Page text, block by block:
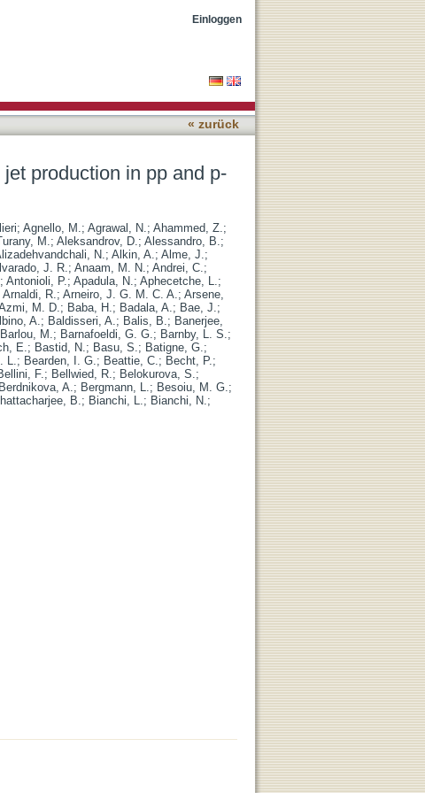
Einloggen
« zurück
production in pp and p-
; Agnello, M.; Agrawal, N.; Ahammed, Z.;
M.; Aleksandrov, D.; Alessandro, B.;
N.; Alkin, A.; Alme, J.;
J. R.; Anaam, M. N.; Andrei, C.;
; Antonioli, P.; Apadula, N.; Aphecetche, L.;
Arnaldi, R.; Arneiro, J. G. M. C. A.; Arsene,
M. D.; Baba, H.; Badala, A.; Bae, J.;
A.; Baldisseri, A.; Balis, B.; Banerjee,
Barlou, M.; Barnafoeldi, G. G.; Barnby, L. S.;
E.; Bastid, N.; Basu, S.; Batigne, G.;
L.; Bearden, I. G.; Beattie, C.; Becht, P.;
F.; Bellwied, R.; Belokurova, S.;
Berdnikova, A.; Bergmann, L.; Besoiu, M. G.;
B.; Bianchi, L.; Bianchi, N.;